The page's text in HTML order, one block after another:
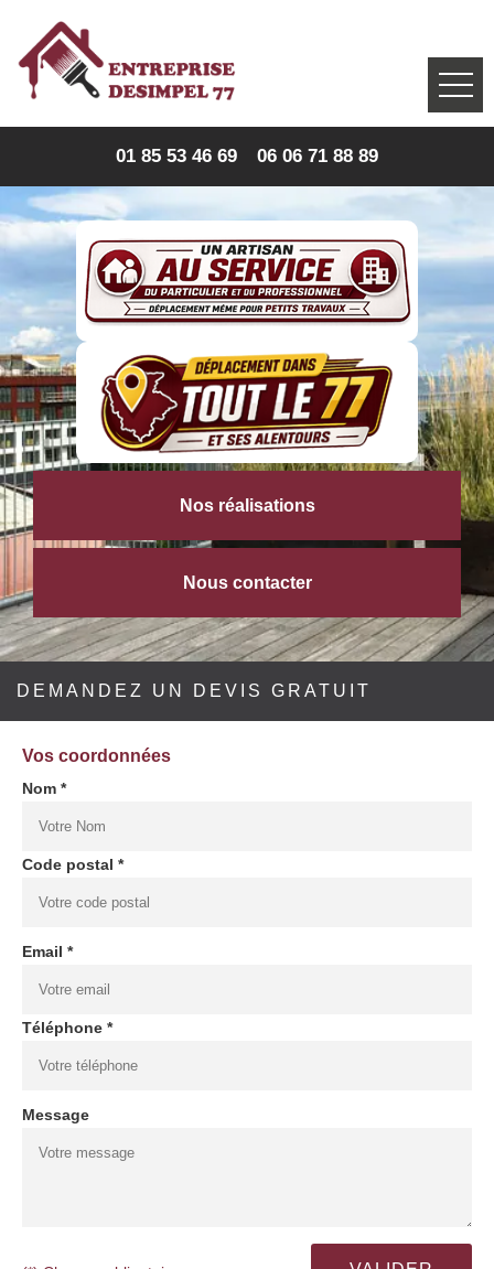
01 85 53 46 69 06 06 71 88 89
Nos réalisations
Nous contacter
DEMANDEZ UN DEVIS GRATUIT
Vos coordonnées
Nom *
Code postal *
Email *
Téléphone *
Message